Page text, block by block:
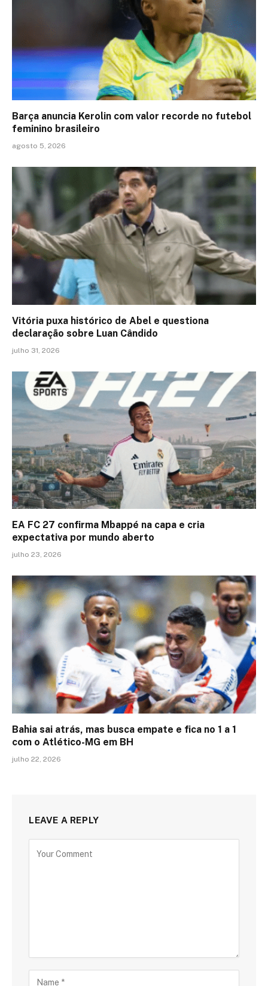
Barça anuncia Kerolin com valor recorde no futebol
feminino brasileiro
agosto 5, 2026
Vitória puxa histórico de Abel e questiona
declaração sobre Luan Cândido
julho 31, 2026
EA FC 27 confirma Mbappé na capa e cria
expectativa por mundo aberto
julho 23, 2026
Bahia sai atrás, mas busca empate e fica no 1 a 1
com o Atlético-MG em BH
julho 22, 2026
LEAVE A REPLY